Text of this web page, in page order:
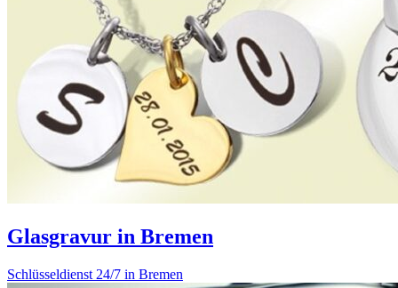
Glasgravur in Bremen
Schlüsseldienst 24/7 in Bremen